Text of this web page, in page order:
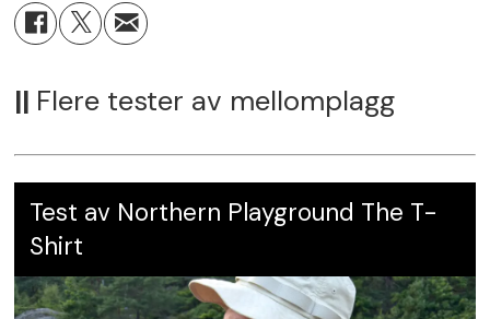
Testproduktet viste dårlig slitestyrke
|| Flere tester av mellomplagg
Test av Northern Playground The T-
Shirt